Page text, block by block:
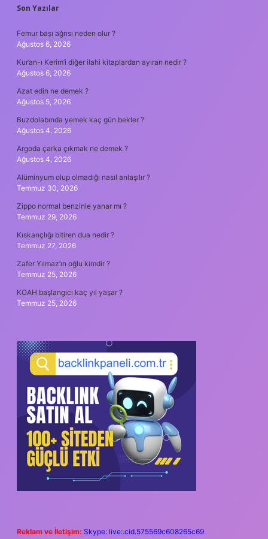
SIDEBAR
Son Yazılar
Femur başı ağrısı neden olur ?
Ağustos 6, 2026
Kur’an-ı Kerim’i diğer ilahi kitaplardan ayıran nedir ?
Ağustos 6, 2026
Azat edin ne demek ?
Ağustos 5, 2026
Buzdolabında yemek kaç gün bekler ?
Ağustos 4, 2026
Argoda çarka çıkmak ne demek ?
Ağustos 4, 2026
Alüminyum olup olmadığı nasıl anlaşılır ?
Temmuz 30, 2026
Zippo normal benzinle yanar mı ?
Temmuz 29, 2026
Kıskançlığı bitiren dua nedir ?
Temmuz 27, 2026
Zafer Yılmaz’ın oğlu kimdir ?
Temmuz 25, 2026
KOAH başlangıcı kaç yıl yaşar ?
Temmuz 25, 2026
Reklam ve İletişim: Skype: live:.cid.575569c608265c69